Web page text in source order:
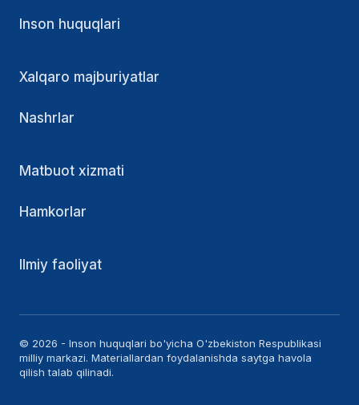
Inson huquqlari
Xalqaro majburiyatlar
Nashrlar
Matbuot xizmati
Hamkorlar
Ilmiy faoliyat
© 2026 - Inson huquqlari bo'yicha O'zbekiston Respublikasi
milliy markazi. Materiallardan foydalanishda saytga havola
qilish talab qilinadi.